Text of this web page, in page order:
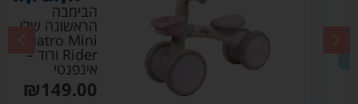
הבימבה
הראשונה שלי
Quatro Mini
Rider ורוד –
אינפנטי
₪149.00